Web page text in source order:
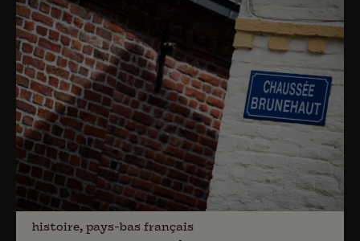
histoire, pays-bas français